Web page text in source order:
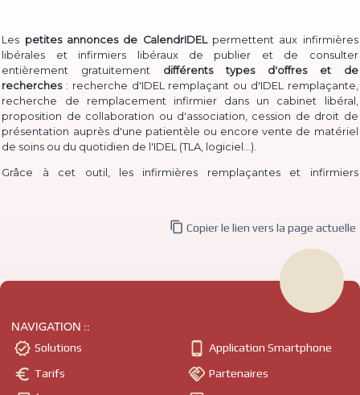
Les petites annonces de CalendrIDELpermettent aux infirmières
libérales et infirmiers libéraux de publier et de consulter
entièrement gratuitement différents types d'offres et de
recherches: recherche d'IDEL remplaçant ou d'IDEL remplaçante,
recherche de remplacement infirmier dans un cabinet libéral,
proposition de collaboration ou d'association, cession de droit de
présentation auprès d'une patientèle ou encore vente de matériel
de soins ou du quotidien de l'IDEL (TLA, logiciel...).
Grâce à cet outil, les infirmières remplaçantes et infirmiers
consulter les annonces de recherche
remplaçante et d'infirmier libéral remplaçant déjà publiées.
De même, des infirmières ou infirmiers titulaires peuvent aisément
recherche de collaborateur ou de collaboratrice
, ou
pour compléter l'équipe du
intéressé·e·s par une installation en
cabinetpeuvent postuler à ces annonces ou même publier
courant de le dire -
ou une infirmière à domicile de
de présentation auprès d'une patientèle
 Copier le lien vers la page actuelle
NAVIGATION ::
 Solutions
 Tarifs
 Application Smartphone
 Partenaires